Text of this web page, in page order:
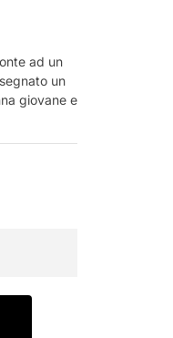
ad un
un
giovane e